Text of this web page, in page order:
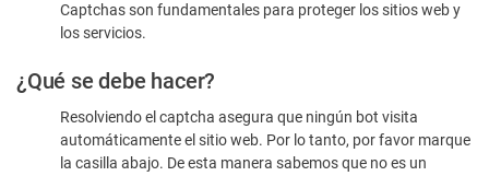
humano
Captchas son fundamentales para proteger los sitios web y
los servicios.
¿Qué se debe hacer?
Resolviendo el captcha asegura que ningún bot visita
automáticamente el sitio web. Por lo tanto, por favor marque
la casilla abajo. De esta manera sabemos que no es un